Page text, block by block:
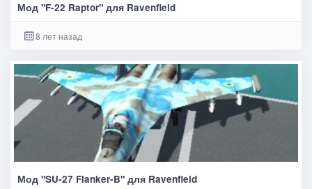
Мод "F-22 Raptor" для Ravenfield
8 лет назад
Мод "SU-27 Flanker-B" для Ravenfield